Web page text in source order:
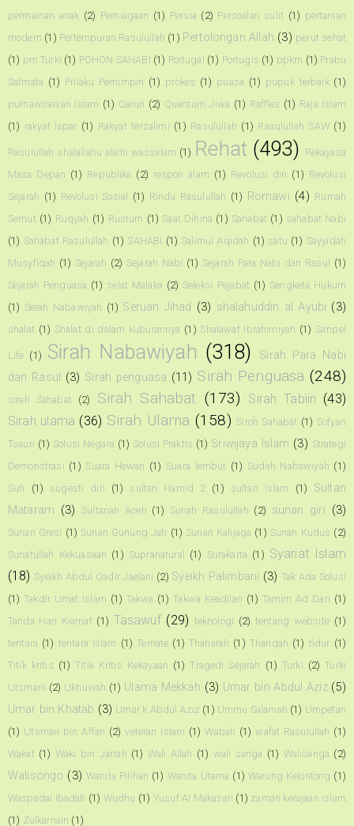
permainan anak (2) Perniagaan (1) Persia (2) Persoalan sulit (1) pertanian
modern (1) Pertempuran Rasulullah (1) Pertolongan Allah (3) perut sehat
(1) pm Turki (1) POHON SAHABI (1) Portugal (1) Portugis (1) ppkm (1) Prabu
Satmata (1) Prilaku Pemimpin (1) prokes (1) puasa (1) pupuk terbaik (1)
purnawirawan Islam (1) Qarun (2) Quantum Jiwa (1) Raffles (1) Raja Islam
(1) rakyat lapar (1) Rakyat terzalimi (1) Rasulullah (1) Rasulullah SAW (1)
Rasulullah shalallahu alaihi wassalam (1) Rehat (493) Rekayasa
Masa Depan (1) Republika (2) respon alam (1) Revolusi diri (1) Revolusi
Sejarah (1) Revolusi Sosial (1) Rindu Rasulullah (1) Romawi (4) Rumah
Semut (1) Ruqyah (1) Rustum (1) Saat Dihina (1) Sahabat (1) sahabat Nabi
(1) Sahabat Rasulullah (1) SAHABI (1) Salimul Aqidah (1) satu (1) Sayyidah
Musyfiqah (1) Sejarah (2) Sejarah Nabi (1) Sejarah Para Nabi dan Rasul
(1)
Sejarah Penguasa (1) selat Malaka (2) Seleksi Pejabat (1) Sengketa Hukum
(1) Serah Nabawiyah (1) Seruan Jihad (3) shalahuddin al Ayubi (3)
shalat (1) Shalat di dalam kuburannya (1) Shalawat Ibrahimiyah (1) Simpel
Life (1) Sirah Nabawiyah (318)
Sirah Para Nabi
dan Rasul
(3) Sirah penguasa (11) Sirah Penguasa (248)
sirah Sahabat (2) Sirah Sahabat (173) Sirah Tabiin (43)
Sirah ulama (36) Sirah Ulama (158) Siroh Sahabat (1) Sofyan
Tsauri (1) Solusi Negara (1) Solusi Praktis (1) Sriwijaya Islam (3) Strategi
Demonstrasi (1) Suara Hewan (1) Suara lembut (1) Sudah Nabawiyah (1)
Sufi
(1) sugesti diri (1) sultan Hamid 2 (1) sultan Islam (1)
Sultan
Mataram (3) Sultanah Aceh (1) Sunah Rasulullah (2) sunan giri (3)
Sunan Gresi (1) Sunan Gunung Jati (1) Sunan Kalijaga (1) Sunan Kudus (2)
Sunatullah Kekuasaan (1) Supranatural (1) Surakarta (1) Syariat Islam
(18) Syeikh Abdul Qadir Jaelani (2) Syeikh Palimbani (3) Tak Ada Solusi
(1) Takdir Umat Islam (1) Takwa (1) Takwa Keadilan (1) Tamim Ad Dari (1)
Tanda Hari Kiamat (1) Tasawuf (29) teknologi (2) tentang website (1)
tentara (1) tentara Islam (1) Ternate (1) Thaharah (1) Thariqah (1) tidur (1)
Titik kritis (1) Titik Kritis Kekayaan (1) Tragedi Sejarah (1) Turki (2) Turki
Utsmani (2) Ukhuwah (1) Ulama Mekkah (3) Umar bin Abdul Aziz (5)
Umar bin Khatab (3) Umar k Abdul Aziz (1) Ummu Salamah (1) Umpetan
(1) Utsman bin Affan (2) veteran islam (1) Wabah (1) wafat Rasulullah (1)
Wakaf (1) Waki bin Jarrah (1) Wali Allah (1) wali sanga (1) Walisanga (2)
Walisongo (3) Wanita Pilihan (1) Wanita Utama (1) Warung Kelontong (1)
Waspadai Ibadah (1) Wudhu (1) Yusuf Al Makasari (1) zaman kerajaan islam
(1) Zulkarnain (1)